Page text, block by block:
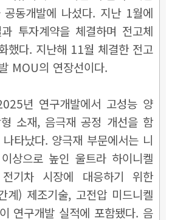
동개발에 나섰다. 지난 1월에
투자계약을 체결하며 전고체
했다. 지난해 11월 체결한 전고
MOU의 연장선이다.
년 연구개발에서 고성능 양
소재, 음극재 공정 개선을 함
타났다. 양극재 부문에서는 니
상으로 높인 울트라 하이니켈
기차 시장에 대응하기 위한
계) 제조기술, 고전압 미드니켈
연구개발 실적에 포함됐다. 음